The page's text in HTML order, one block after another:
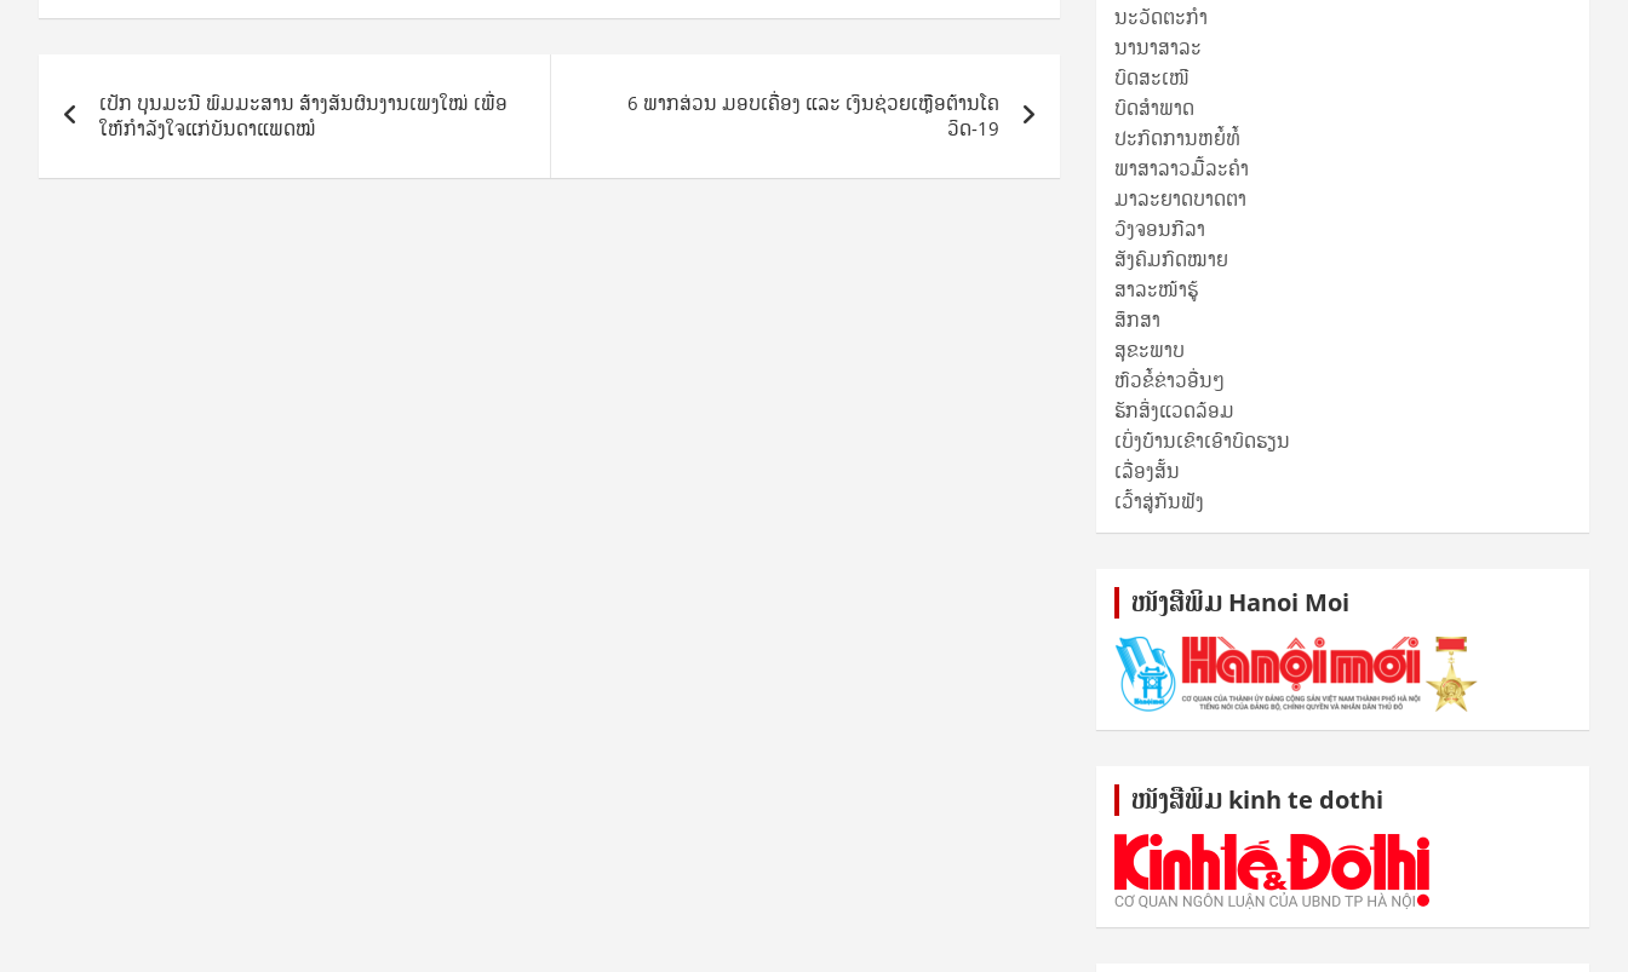
navigation
ເປັກ ບຸນ​ມະນີ ພົມມະ​ສານ ສ້າງສັນ​ຜົນງານ​ເພງ​ໃໝ່ ເພື່ອ
ໃຫ້ກຳລັງໃຈແກ່ບັນດາແພດໝໍ
6 ພາກສ່ວນ ມອບເຄື່ອງ ແລະ ​ເງິນ​ຊ່ວຍ​ເຫຼືອ​ຕ້ານ​ໂຄ​
ວິດ-19
ນະວັດຕະກໍາ
ນານາສາລະ
ບົດສະເໜີ
ບົດສໍາພາດ
ປະກົດການຫຍໍ້ທໍ້
ພາສາລາວມື້ລະຄຳ
ມາລະຍາດບາດຕາ
ວົງຈອນກີລາ
ສັງຄົມກົດໝາຍ
ສາລະໜ້າຮູ້
ສຶກສາ
ສຸ​ຂະ​ພາບ
ຫົວຂໍ້ຂ່າວອື່ນໆ
ຮັກສິ່ງແວດລ້ອມ
ເບິ່ງບ້ານເຂົາເອົາບົດຮຽນ
ເລື່ອງສັ້ນ
ເວົ້າສູ່ກັນຟັງ
ໜັງ​ສື​ພິມ Hanoi Moi
ໜັງ​ສື​ພິມ kinh te dothi